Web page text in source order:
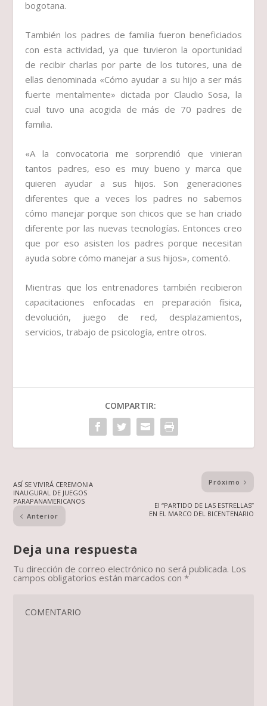
bogotana.
También los padres de familia fueron beneficiados
con esta actividad, ya que tuvieron la oportunidad
de recibir charlas por parte de los tutores, una de
ellas denominada «Cómo ayudar a su hijo a ser más
fuerte mentalmente» dictada por Claudio Sosa, la
cual tuvo una acogida de más de 70 padres de
familia.
«A la convocatoria me sorprendió que vinieran
tantos padres, eso es muy bueno y marca que
quieren ayudar a sus hijos. Son generaciones
diferentes que a veces los padres no sabemos
cómo manejar porque son chicos que se han criado
diferente por las nuevas tecnologías. Entonces creo
que por eso asisten los padres porque necesitan
ayuda sobre cómo manejar a sus hijos», comentó.
Mientras que los entrenadores también recibieron
capacitaciones enfocadas en preparación física,
devolución, juego de red, desplazamientos,
servicios, trabajo de psicología, entre otros.
COMPARTIR:
ASÍ SE VIVIRÁ CEREMONIA
INAUGURAL DE JUEGOS
PARAPANAMERICANOS
Anterior
Próximo
El “PARTIDO DE LAS ESTRELLAS”
EN EL MARCO DEL BICENTENARIO
Deja una respuesta
Tu dirección de correo electrónico no será publicada. Los
campos obligatorios están marcados con*